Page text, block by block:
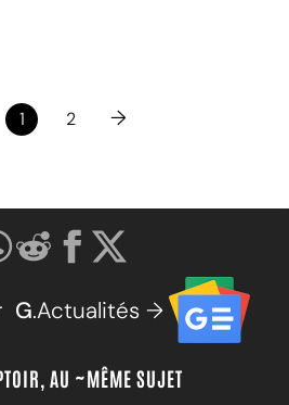
1 2 →
G.Actualités →
AU ~MÊME SUJET